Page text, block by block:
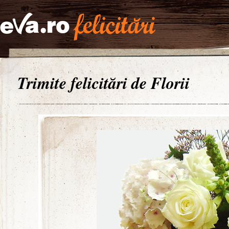
Trimite felicitări de Florii